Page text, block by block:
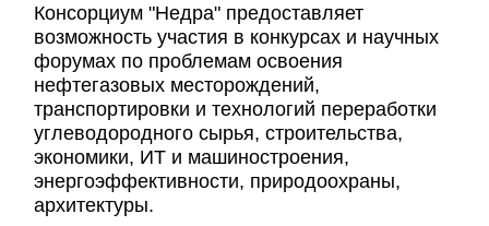
Консорциум "Недра" предоставляет
возможность участия в конкурсах и научных
форумах по проблемам освоения
нефтегазовых месторождений,
транспортировки и технологий переработки
углеводородного сырья, строительства,
экономики, ИТ и машиностроения,
энергоэффективности, природоохраны,
архитектуры.